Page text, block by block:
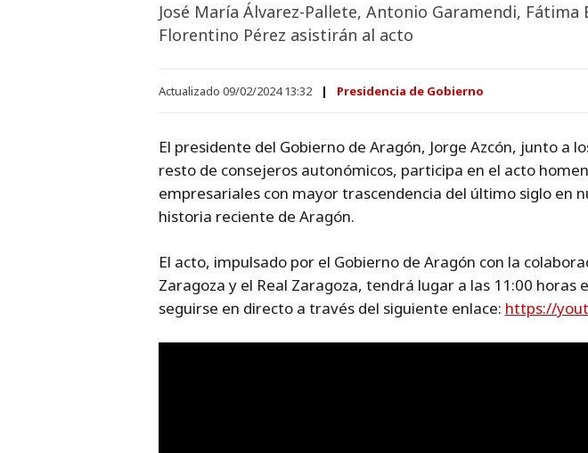
José María Álvarez-Pallete, Antonio Garamendi,
Florentino Pérez asistirán al acto
Actualizado 09/02/2024 13:32 Presidencia de Gobierno
El presidente del Gobierno de Aragón, Jorge Azcón, junto a
resto de consejeros autonómicos, participa en el acto
empresariales con mayor trascendencia del último siglo en
historia reciente de Aragón.
El acto, impulsado por el Gobierno de Aragón con la
Zaragoza y el Real Zaragoza, tendrá lugar a las 11:00
seguirse en directo a través del siguiente enlace: https://